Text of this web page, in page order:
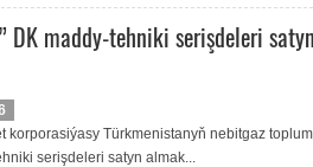
DK maddy-tehniki serişdeleri
korporasiýasy Türkmenistanyň nebitgaz
serişdeleri satyn almak...